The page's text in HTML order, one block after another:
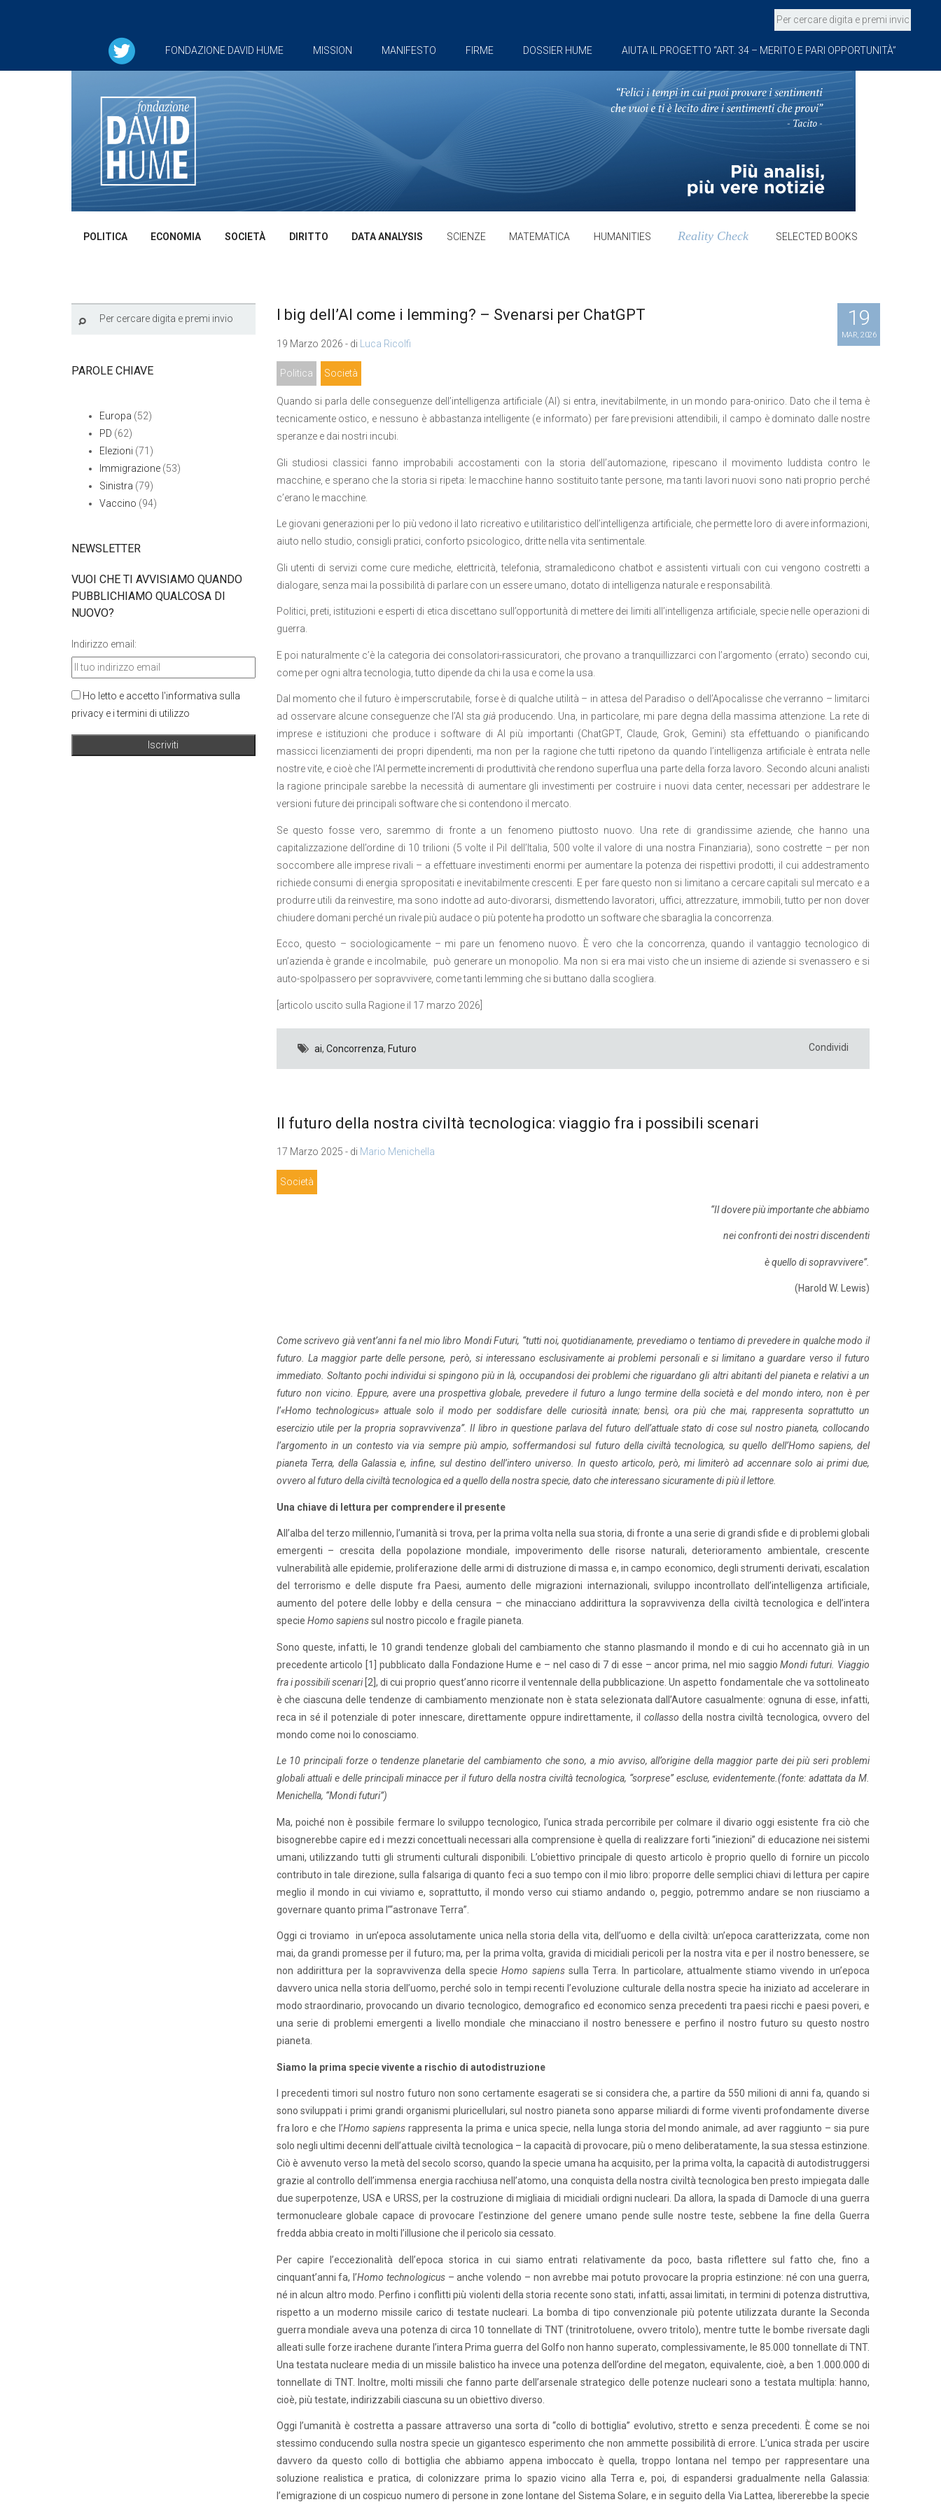
FONDAZIONE DAVID HUME MISSION MANIFESTO FIRME DOSSIER HUME AIUTA IL PROGETTO “ART. 34 – MERITO E PARI OPPORTUNITÀ”
POLITICA ECONOMIA SOCIETÀ DIRITTO DATA ANALYSIS SCIENZE MATEMATICA HUMANITIES Reality Check SELECTED BOOKS
19
MAR, 2026
I big dell’AI come i lemming? – Svenarsi per ChatGPT
19 Marzo 2026 - di Luca Ricolfi
Politica Società
Quando si parla delle conseguenze dell’intelligenza artificiale (AI) si entra, inevitabilmente, in un mondo para-onirico. Dato che il tema è
tecnicamente ostico, e nessuno è abbastanza intelligente (e informato) per fare previsioni attendibili, il campo è dominato dalle nostre
speranze e dai nostri incubi.
Gli studiosi classici fanno improbabili accostamenti con la storia dell’automazione, ripescano il movimento luddista contro le
macchine, e sperano che la storia si ripeta: le macchine hanno sostituito tante persone, ma tanti lavori nuovi sono nati proprio perché
c’erano le macchine.
Le giovani generazioni per lo più vedono il lato ricreativo e utilitaristico dell’intelligenza artificiale, che permette loro di avere informazioni,
aiuto nello studio, consigli pratici, conforto psicologico, dritte nella vita sentimentale.
Gli utenti di servizi come cure mediche, elettricità, telefonia, stramaledicono chatbot e assistenti virtuali con cui vengono costretti a
dialogare, senza mai la possibilità di parlare con un essere umano, dotato di intelligenza naturale e responsabilità.
Politici, preti, istituzioni e esperti di etica discettano sull’opportunità di mettere dei limiti all’intelligenza artificiale, specie nelle operazioni di
guerra.
E poi naturalmente c’è la categoria dei consolatori-rassicuratori, che provano a tranquillizzarci con l’argomento (errato) secondo cui,
come per ogni altra tecnologia, tutto dipende da chi la usa e come la usa.
Dal momento che il futuro è imperscrutabile, forse è di qualche utilità – in attesa del Paradiso o dell’Apocalisse che verranno – limitarci
ad osservare alcune conseguenze che l’AI stagià producendo. Una, in particolare, mi pare degna della massima attenzione. La rete di
imprese e istituzioni che produce i software di AI più importanti (ChatGPT, Claude, Grok, Gemini) sta effettuando o pianificando
massicci licenziamenti dei propri dipendenti, ma non per la ragione che tutti ripetono da quando l’intelligenza artificiale è entrata nelle
nostre vite, e cioè che l’AI permette incrementi di produttività che rendono superflua una parte della forza lavoro. Secondo alcuni analisti
la ragione principale sarebbe la necessità di aumentare gli investimenti per costruire i nuovi data center, necessari per addestrare le
versioni future dei principali software che si contendono il mercato.
Se questo fosse vero, saremmo di fronte a un fenomeno piuttosto nuovo. Una rete di grandissime aziende, che hanno una
capitalizzazione dell’ordine di 10 trilioni (5 volte il Pil dell’Italia, 500 volte il valore di una nostra Finanziaria), sono costrette – per non
soccombere alle imprese rivali – a effettuare investimenti enormi per aumentare la potenza dei rispettivi prodotti, il cui addestramento
richiede consumi di energia spropositati e inevitabilmente crescenti. E per fare questo non si limitano a cercare capitali sul mercato e a
produrre utili da reinvestire, ma sono indotte ad auto-divorarsi, dismettendo lavoratori, uffici, attrezzature, immobili, tutto per non dover
chiudere domani perché un rivale più audace o più potente ha prodotto un software che sbaraglia la concorrenza.
Ecco, questo – sociologicamente – mi pare un fenomeno nuovo. È vero che la concorrenza, quando il vantaggio tecnologico di
un’azienda è grande e incolmabile,
può generare un monopolio. Ma non si era mai visto che un insieme di aziende si svenassero e si
auto-spolpassero per sopravvivere, come tanti lemming che si buttano dalla scogliera.
[articolo uscito sulla Ragione il 17 marzo 2026]
ai, Concorrenza, Futuro Condividi
Il futuro della nostra civiltà tecnologica: viaggio fra i possibili scenari
17 Marzo 2025 - di Mario Menichella
Società
“Il dovere più importante che abbiamo
nei confronti dei nostri discendenti
è quello di sopravvivere”.
(Harold W. Lewis)
Come scrivevo già vent’anni fa nel mio libro Mondi Futuri, “tutti noi, quotidianamente, prevediamo o tentiamo di prevedere in qualche modo il
futuro. La maggior parte delle persone, però, si interessano esclusivamente ai problemi personali e si limitano a guardare verso il futuro
immediato. Soltanto pochi individui si spingono più in là, occupandosi dei problemi che riguardano gli altri abitanti del pianeta e relativi a un
futuro non vicino. Eppure, avere una prospettiva globale, prevedere il futuro a lungo termine della società e del mondo intero, non è per
l’«Homo technologicus» attuale solo il modo per soddisfare delle curiosità innate; bensì, ora più che mai, rappresenta soprattutto un
esercizio utile per la propria sopravvivenza”. Il libro in questione parlava del futuro dell’attuale stato di cose sul nostro pianeta, collocando
l’argomento in un contesto via via sempre più ampio, soffermandosi sul futuro della civiltà tecnologica, su quello dell’Homo sapiens, del
pianeta Terra, della Galassia e, infine, sul destino dell’intero universo. In questo articolo, però, mi limiterò ad accennare solo ai primi due,
ovvero al futuro della civiltà tecnologica ed a quello della nostra specie, dato che interessano sicuramente di più il lettore.
Una chiave di lettura per comprendere il presente
All’alba del terzo millennio, l’umanità si trova, per la prima volta nella sua storia, di fronte a una serie di grandi sfide e di problemi globali
emergenti – crescita della popolazione mondiale, impoverimento delle risorse naturali, deterioramento ambientale, crescente
vulnerabilità alle epidemie, proliferazione delle armi di distruzione di massa e, in campo economico, degli strumenti derivati, escalation
del terrorismo e delle dispute fra Paesi, aumento delle migrazioni internazionali, sviluppo incontrollato dell’intelligenza artificiale,
aumento del potere delle lobby e della censura – che minacciano addirittura la sopravvivenza della civiltà tecnologica e dell’intera
specie Homo sapienssul nostro piccolo e fragile pianeta.
Sono queste, infatti, le 10 grandi tendenze globali del cambiamento che stanno plasmando il mondo e di cui ho accennato già in un
precedente articolo [1] pubblicato dalla Fondazione Hume e – nel caso di 7 di esse – ancor prima, nel mio saggioMondi futuri. Viaggio
fra i possibili scenari[2], di cui proprio quest’anno ricorre il ventennale della pubblicazione. Un aspetto fondamentale che va sottolineato
è che ciascuna delle tendenze di cambiamento menzionate non è stata selezionata dall’Autore casualmente: ognuna di esse, infatti,
reca in sé il potenziale di poter innescare, direttamente oppure indirettamente, il collasso della nostra civiltà tecnologica, ovvero del
mondo come noi lo conosciamo.
Le 10 principali forze o tendenze planetarie del cambiamento che sono, a mio avviso, all’origine della maggior parte dei più seri problemi
globali attuali e delle principali minacce per il futuro della nostra civiltà tecnologica, “sorprese” escluse, evidentemente. (fonte: adattata da M.
Menichella, “Mondi futuri”)
Ma, poiché non è possibile fermare lo sviluppo tecnologico, l’unica strada percorribile per colmare il divario oggi esistente fra ciò che
bisognerebbe capire ed i mezzi concettuali necessari alla comprensione è quella di realizzare forti “iniezioni” di educazione nei sistemi
umani, utilizzando tutti gli strumenti culturali disponibili. L’obiettivo principale di questo articolo è proprio quello di fornire un piccolo
contributo in tale direzione, sulla falsariga di quanto feci a suo tempo con il mio libro: proporre delle semplici chiavi di lettura per capire
meglio il mondo in cui viviamo e, soprattutto, il mondo verso cui stiamo andando o, peggio, potremmo andare se non riusciamo a
governare quanto prima l’“astronave Terra”.
Oggi ci troviamo in un’epoca assolutamente unica nella storia della vita, dell’uomo e della civiltà: un’epoca caratterizzata, come non
mai, da grandi promesse per il futuro; ma, per la prima volta, gravida di micidiali pericoli per la nostra vita e per il nostro benessere, se
non addirittura per la sopravvivenza della specieHomo sapienssulla Terra. In particolare, attualmente stiamo vivendo in un’epoca
davvero unica nella storia dell’uomo, perché solo in tempi recenti l’evoluzione culturale della nostra specie ha iniziato ad accelerare in
modo straordinario, provocando un divario tecnologico, demografico ed economico senza precedenti tra paesi ricchi e paesi poveri, e
una serie di problemi emergenti a livello mondiale che minacciano il nostro benessere e perfino il nostro futuro su questo nostro
pianeta.
Siamo la prima specie vivente a rischio di autodistruzione
I precedenti timori sul nostro futuro non sono certamente esagerati se si considera che, a partire da 550 milioni di anni fa, quando si
sono sviluppati i primi grandi organismi pluricellulari, sul nostro pianeta sono apparse miliardi di forme viventi profondamente diverse
fra loro e che l’Homo sapiens rappresenta la prima e unica specie, nella lunga storia del mondo animale, ad aver raggiunto – sia pure
solo negli ultimi decenni dell’attuale civiltà tecnologica – la capacità di provocare, più o meno deliberatamente, la sua stessa estinzione.
Ciò è avvenuto verso la metà del secolo scorso, quando la specie umana ha acquisito, per la prima volta, la capacità di autodistruggersi
grazie al controllo dell’immensa energia racchiusa nell’atomo, una conquista della nostra civiltà tecnologica ben presto impiegata dalle
due superpotenze, USA e URSS, per la costruzione di migliaia di micidiali ordigni nucleari. Da allora, la spada di Damocle di una guerra
termonucleare globale capace di provocare l’estinzione del genere umano pende sulle nostre teste, sebbene la fine della Guerra
fredda abbia creato in molti l’illusione che il pericolo sia cessato.
Per capire l’eccezionalità dell’epoca storica in cui siamo entrati relativamente da poco, basta riflettere sul fatto che, fino a
cinquant’anni fa, l’Homo technologicus – anche volendo – non avrebbe mai potuto provocare la propria estinzione: né con una guerra,
né in alcun altro modo. Perfino i conflitti più violenti della storia recente sono stati, infatti, assai limitati, in termini di potenza distruttiva,
rispetto a un moderno missile carico di testate nucleari. La bomba di tipo convenzionale più potente utilizzata durante la Seconda
guerra mondiale aveva una potenza di circa 10 tonnellate di TNT (trinitrotoluene, ovvero tritolo), mentre tutte le bombe riversate dagli
alleati sulle forze irachene durante l’intera Prima guerra del Golfo non hanno superato, complessivamente, le 85.000 tonnellate di TNT.
Una testata nucleare media di un missile balistico ha invece una potenza dell’ordine del megaton, equivalente, cioè, a ben 1.000.000 di
tonnellate di TNT. Inoltre, molti missili che fanno parte dell’arsenale strategico delle potenze nucleari sono a testata multipla: hanno,
cioè, più testate, indirizzabili ciascuna su un obiettivo diverso.
Oggi l’umanità è costretta a passare attraverso una sorta di “collo di bottiglia” evolutivo, stretto e senza precedenti. È come se noi
stessimo conducendo sulla nostra specie un gigantesco esperimento che non ammette possibilità di errore. L’unica strada per uscire
davvero da questo collo di bottiglia che abbiamo appena imboccato è quella, troppo lontana nel tempo per rappresentare una
soluzione realistica e pratica, di colonizzare prima lo spazio vicino alla Terra e, poi, di espandersi gradualmente nella Galassia:
l’emigrazione di un cospicuo numero di persone in zone lontane del Sistema Solare, e in seguito della Via Lattea, libererebbe la specie
PAROLE CHIAVE
Europa (52)
PD (62)
Elezioni (71)
Immigrazione (53)
Sinistra (79)
Vaccino (94)
NEWSLETTER
VUOI CHE TI AVVISIAMO QUANDO
PUBBLICHIAMO QUALCOSA DI
NUOVO?
Indirizzo email:
Ho letto e accetto l'informativa sulla
privacy e i termini di utilizzo